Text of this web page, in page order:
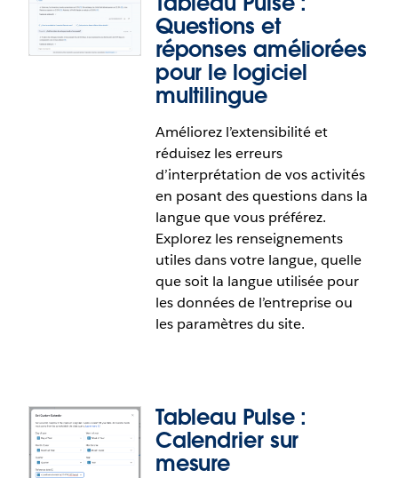
aux demandes suivantes :[1],[2]et[3].
Tableau Pulse : Questions et
réponses améliorées pour les filtres et
les comparaisons d’indicateurs
Découvrez ce qui explique la performance de votre
entreprise grâce à des questions
conversationnelles. Analysez et comparez les
données à l’aide de dimensions dans une
expérience entièrement conversationnelle.
les indicateurs de Tableau Pulse
Questions et
réponses améliorées
pour le logiciel
multilingue
Améliorez l’extensibilité et
réduisez les erreurs
d’interprétation de vos activités
en posant des questions dans la
langue que vous préférez.
Explorez les renseignements
utiles dans votre langue, quelle
que soit la langue utilisée pour
les données de l’entreprise ou
les paramètres du site.
Tableau Pulse :
Calendrier sur
mesure